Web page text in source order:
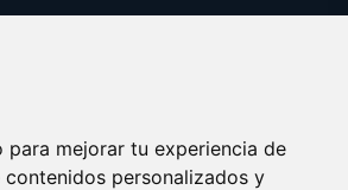
mejorar tu experiencia de
personalizados y